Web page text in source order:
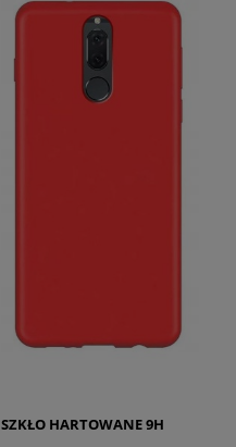
SZKŁO HARTOWANE 9H